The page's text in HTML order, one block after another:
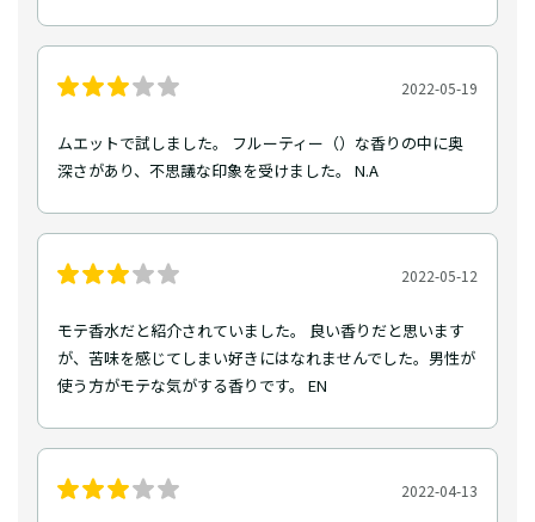
2022-05-19
ムエットで試しました。 フルーティー（⁇）な香りの中に奥
深さがあり、不思議な印象を受けました。 N.A
2022-05-12
モテ香水だと紹介されていました。 良い香りだと思います
が、苦味を感じてしまい好きにはなれませんでした。男性が
使う方がモテな気がする香りです。 EN
2022-04-13